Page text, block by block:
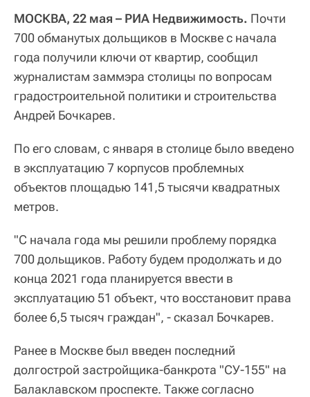
МОСКВА, 22 мая – РИА Недвижимость. Почти
700 обманутых дольщиков в Москве с начала
года получили ключи от квартир, сообщил
журналистам заммэра столицы по вопросам
градостроительной политики и строительства
Андрей Бочкарев.
По его словам, с января в столице было введено
в эксплуатацию 7 корпусов проблемных
объектов площадью 141,5 тысячи квадратных
метров.
"С начала года мы решили проблему порядка
700 дольщиков. Работу будем продолжать и до
конца 2021 года планируется ввести в
эксплуатацию 51 объект, что восстановит права
более 6,5 тысяч граждан", - сказал Бочкарев.
Ранее в Москве был введен последний
долгострой застройщика-банкрота "СУ-155" на
Балаклавском проспекте. Также согласно